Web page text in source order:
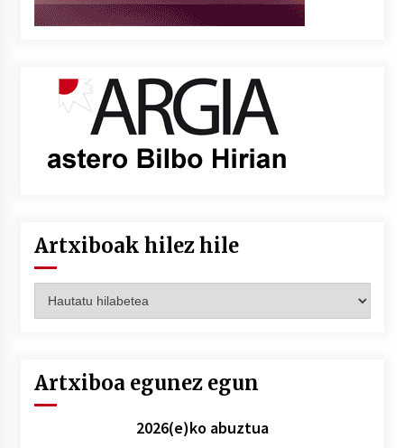
Artxiboak hilez hile
hilez
Artxiboa egunez egun
2026(e)ko abuztua